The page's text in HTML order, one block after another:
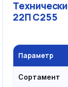
22П С255
Параметр
Сортамент